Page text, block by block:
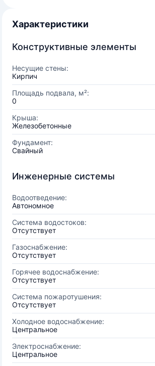
Характеристики
Конструктивные элементы
Несущие стены:
Кирпич
Площадь подвала, м²:
0
Крыша:
Железобетонные
Фундамент:
Свайный
Инженерные системы
Водоотведение:
Автономное
Система водостоков:
Отсутствует
Газоснабжение:
Отсутствует
Горячее водоснабжение:
Отсутствует
Система пожаротушения:
Отсутствует
Холодное водоснабжение:
Центральное
Электроснабжение:
Центральное